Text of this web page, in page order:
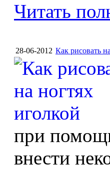
Читать
28-06-2012 Как рисовать
при
внести